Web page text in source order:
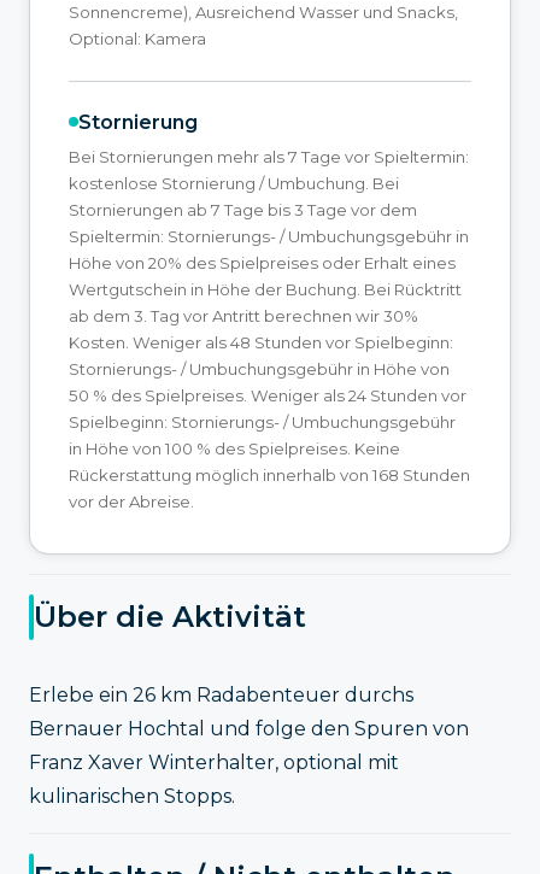
Sonnencreme), Ausreichend Wasser und Snacks,
Optional: Kamera
Stornierung
Bei Stornierungen mehr als 7 Tage vor Spieltermin:
kostenlose Stornierung / Umbuchung. Bei
Stornierungen ab 7 Tage bis 3 Tage vor dem
Spieltermin: Stornierungs- / Umbuchungsgebühr in
Höhe von 20% des Spielpreises oder Erhalt eines
Wertgutschein in Höhe der Buchung. Bei Rücktritt
ab dem 3. Tag vor Antritt berechnen wir 30%
Kosten. Weniger als 48 Stunden vor Spielbeginn:
Stornierungs- / Umbuchungsgebühr in Höhe von
50 % des Spielpreises. Weniger als 24 Stunden vor
Spielbeginn: Stornierungs- / Umbuchungsgebühr
in Höhe von 100 % des Spielpreises. Keine
Rückerstattung möglich innerhalb von 168 Stunden
vor der Abreise.
Über die Aktivität
Erlebe ein 26 km Radabenteuer durchs
Bernauer Hochtal und folge den Spuren von
Franz Xaver Winterhalter, optional mit
kulinarischen Stopps.